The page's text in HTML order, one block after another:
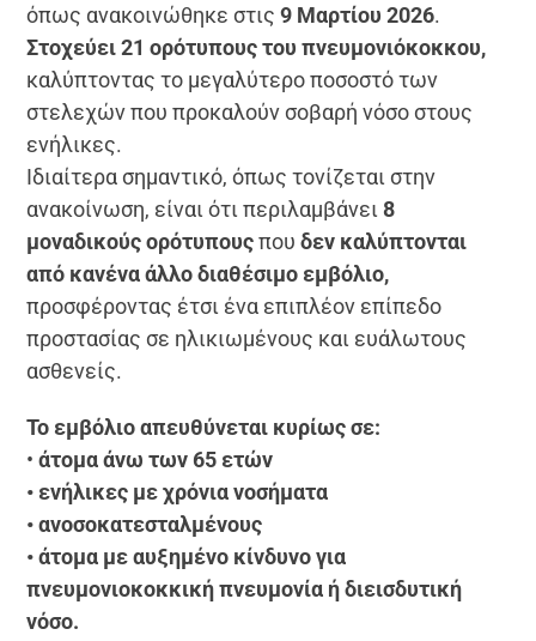
όπως ανακοινώθηκε στις 9 Μαρτίου 2026.
Στοχεύει 21 ορότυπους του πνευμονιόκοκκου,
καλύπτοντας το μεγαλύτερο ποσοστό των
στελεχών που προκαλούν σοβαρή νόσο στους
ενήλικες.
Ιδιαίτερα σημαντικό, όπως τονίζεται στην
ανακοίνωση, είναι ότι περιλαμβάνει 8
μοναδικούς ορότυπουςπου δεν καλύπτονται
από κανένα άλλο διαθέσιμο εμβόλιο,
προσφέροντας έτσι ένα επιπλέον επίπεδο
προστασίας σε ηλικιωμένους και ευάλωτους
ασθενείς.
Το εμβόλιο απευθύνεται κυρίως σε:
•άτομα άνω των 65 ετών
• ενήλικες με χρόνια νοσήματα
• ανοσοκατεσταλμένους
• άτομα με αυξημένο κίνδυνο για
πνευμονιοκοκκική πνευμονία ή διεισδυτική
νόσο.